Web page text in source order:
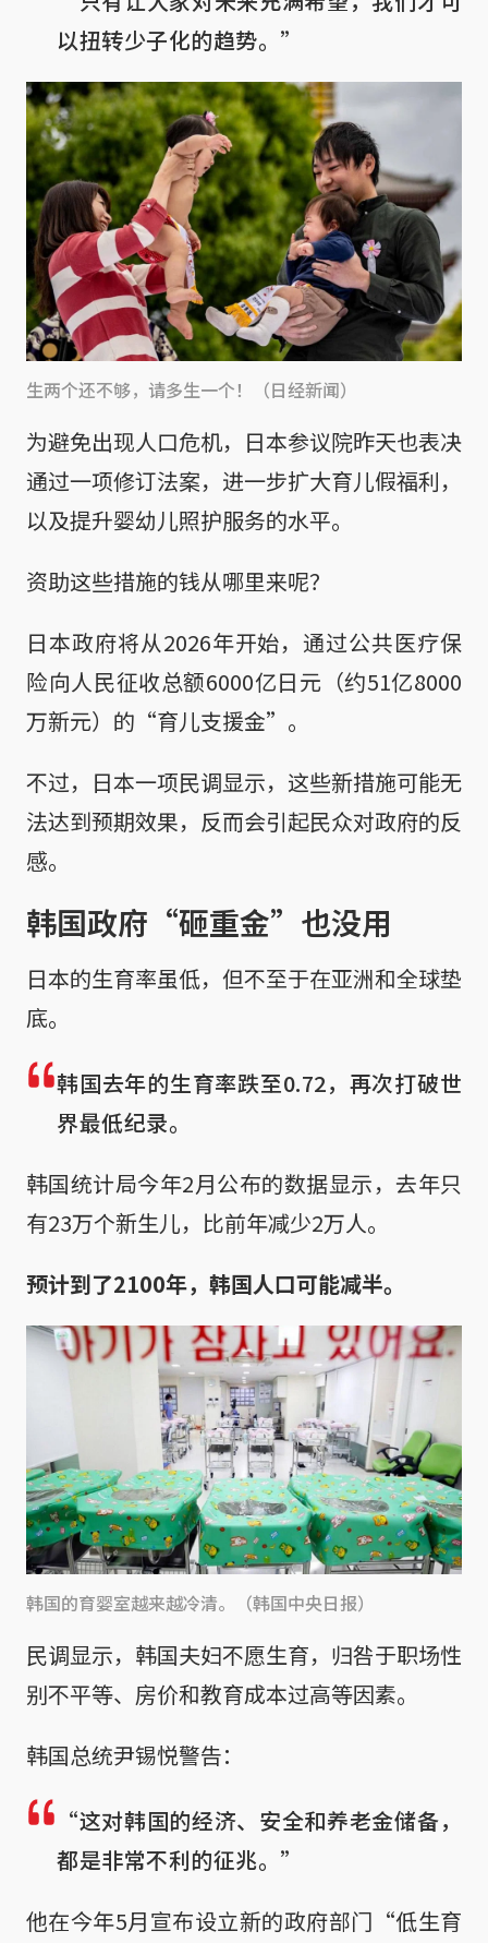
以扭转少子化的趋势。”
生两个还不够，请多生一个！（日经新闻）
为避免出现人口危机，日本参议院昨天也表决
通过一项修订法案，进一步扩大育儿假福利，
以及提升婴幼儿照护服务的水平。
资助这些措施的钱从哪里来呢？
日本政府将从2026年开始，通过公共医疗保
险向人民征收总额6000亿日元（约51亿8000
万新元）的“育儿支援金”。
不过，日本一项民调显示，这些新措施可能无
法达到预期效果，反而会引起民众对政府的反
感。
韩国政府“砸重金”也没用
日本的生育率虽低，但不至于在亚洲和全球垫
底。
韩国去年的生育率跌至0.72，再次打破世
界最低纪录。
韩国统计局今年2月公布的数据显示，去年只
有23万个新生儿，比前年减少2万人。
预计到了2100年，韩国人口可能减半。
韩国的育婴室越来越冷清。（韩国中央日报）
民调显示，韩国夫妇不愿生育，归咎于职场性
别不平等、房价和教育成本过高等因素。
韩国总统尹锡悦警告：
“这对韩国的经济、安全和养老金储备，
都是非常不利的征兆。”
他在今年5月宣布设立新的政府部门“低生育